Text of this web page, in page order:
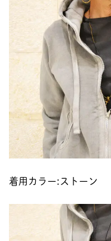
着用カラー:ストーン